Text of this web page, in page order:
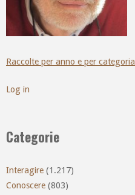
Raccolte per anno e per categoria
Log in
Categorie
Interagire (1.217)
Conoscere (803)